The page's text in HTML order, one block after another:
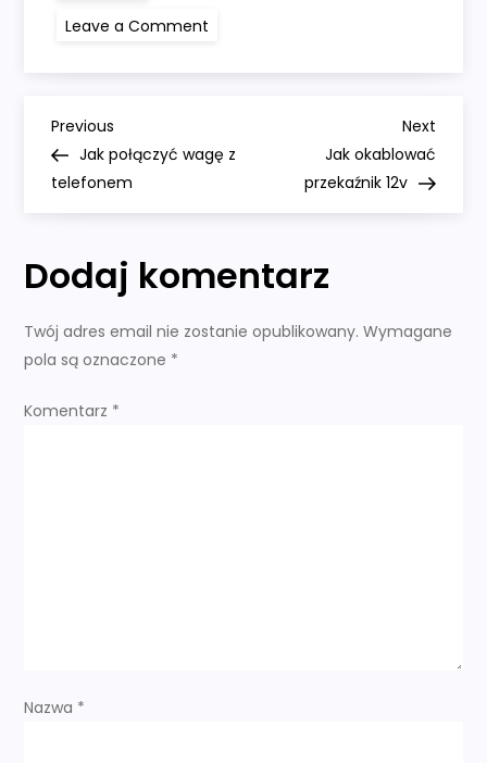
Leave a Comment
wąż
N
a
i
g
i
Previous
Post
Previous
Jak połączyć wagę z
telefonem
Next
Post
Next
Jak okablować
przekaźnik 12v
Dodaj komentarz
Twój adres email nie zostanie opublikowany. Wymagane
pola są oznaczone *
Komentarz *
Nazwa *